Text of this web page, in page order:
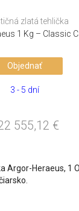
zlatá tehlička
1 Kg – Classic
Objednať
3 - 5 dní
555,12 €